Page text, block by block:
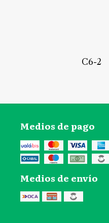
C6-2
Medios de pago
Medios de envío